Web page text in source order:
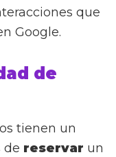
que
Google.
de
tienen un
de reservar un